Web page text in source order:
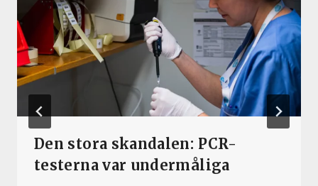
Den stora skandalen: PCR-
testerna var undermåliga